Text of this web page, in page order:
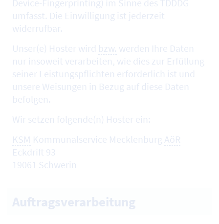
Device-Fingerprinting) im Sinne des TDDDG
umfasst. Die Einwilligung ist jederzeit
widerrufbar.
Unser(e) Hoster wird bzw. werden Ihre Daten
nur insoweit verarbeiten, wie dies zur Erfüllung
seiner Leistungspflichten erforderlich ist und
unsere Weisungen in Bezug auf diese Daten
befolgen.
Wir setzen folgende(n) Hoster ein:
KSM Kommunalservice Mecklenburg AöR
Eckdrift 93
19061 Schwerin